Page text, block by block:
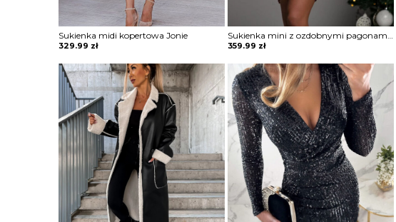
Sukienka midi kopertowa Jonie
329.99 zł
Sukienka mini z ozdobnymi pagonami Rosia
359.99 zł